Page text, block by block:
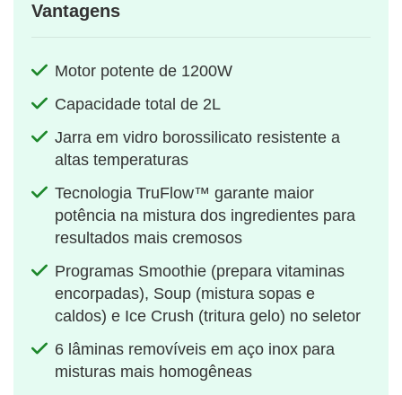
Vantagens
Motor potente de 1200W
Capacidade total de 2L
Jarra em vidro borossilicato resistente a
altas temperaturas
Tecnologia TruFlow™ garante maior
potência na mistura dos ingredientes para
resultados mais cremosos
Programas Smoothie (prepara vitaminas
encorpadas), Soup (mistura sopas e
caldos) e Ice Crush (tritura gelo) no seletor
6 lâminas removíveis em aço inox para
misturas mais homogêneas